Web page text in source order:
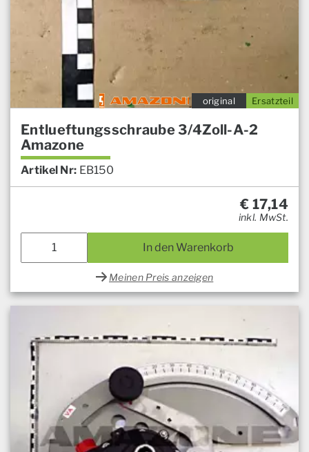
Ersatzteil
original
Entlueftungsschraube 3/4Zoll-A-2
Amazone
Artikel Nr: EB150
€ 17,14
inkl. MwSt.
In den Warenkorb
Meinen Preis anzeigen